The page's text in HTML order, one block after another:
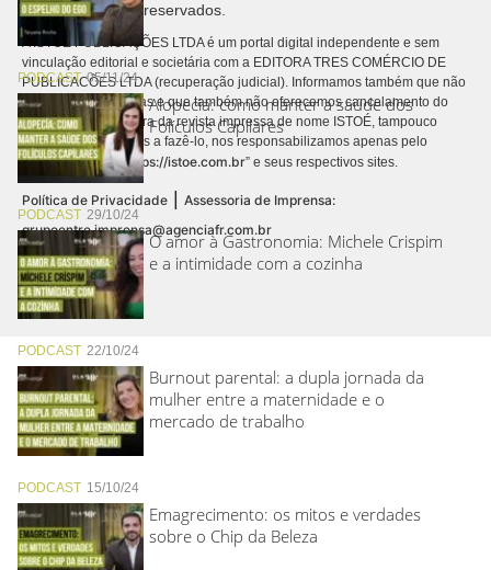
PODCAST05/11/24
Alopecia: como manter a saúde dos
Folículos Capilares
PODCAST 29/10/24
O amor à Gastronomia: Michele Crispim
e a intimidade com a cozinha
PODCAST 22/10/24
Burnout parental: a dupla jornada da
mulher entre a maternidade e o
mercado de trabalho
PODCAST 15/10/24
Emagrecimento: os mitos e verdades
sobre o Chip da Beleza
Todos os direitos reservados.
A ISTOÉ PUBLICAÇÕES LTDA é um portal digital independente e sem
vinculação editorial e societária com a EDITORA TRES COMÉRCIO DE
PUBLICACÕES LTDA (recuperação judicial). Informamos também que não
realizamos cobranças e que também não oferecemos cancelamento do
contrato de assinatura da revista impressa de nome ISTOÉ, tampouco
autorizamos terceiros a fazê-lo, nos responsabilizamos apenas pelo
conteúdo digital “https://istoe.com.br” e seus respectivos sites.
Política de Privacidade | Assessoria de Imprensa:
grupoentre.imprensa@agenciafr.com.br